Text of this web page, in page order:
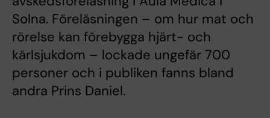
Solna. Föreläsningen – om hur mat och
rörelse kan förebygga hjärt- och
kärlsjukdom – lockade ungefär 700
personer och i publiken fanns bland
andra Prins Daniel.